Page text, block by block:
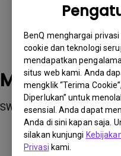
BenQ menghargai
cookie dan teknologi
mendapatkan
situs web kami. Anda
mengklik “Terima
Diperlukan” untuk
esensial. Anda dapat
Anda di sini kapan saja.
silakan kunjungi
Privasi kami.
Model yang
SW272Q, SW272U